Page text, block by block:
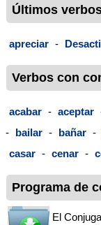
Últimos
apreciar -
Verbos con
acabar - aceptar
- bailar - bañar -
casar - cenar -
Programa de
El